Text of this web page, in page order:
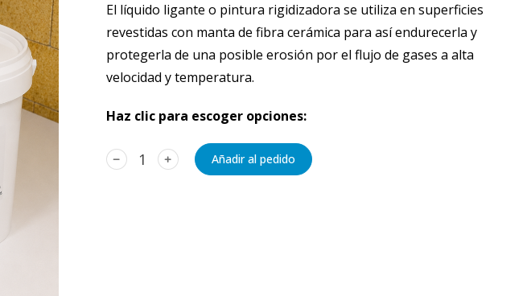
El líquido ligante o pintura rigidizadora se utiliza en superficies
revestidas con manta de fibra cerámica para así endurecerla y
protegerla de una posible erosión por el flujo de gases a alta
velocidad y temperatura.
Haz clic para escoger opciones:
﹣ ﹢ Añadir al pedido